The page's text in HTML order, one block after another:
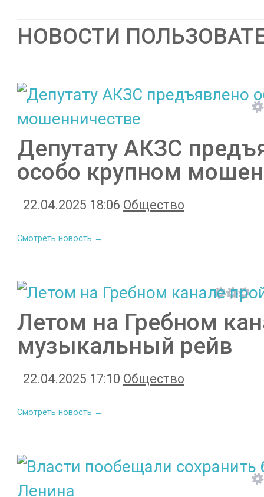
НОВОСТИ
Депутату АКЗС
особо крупном
22.04.2025 18:06 Общество
Смотреть новость →
Летом на Гребном
музыкальный рейв
22.04.2025 17:10 Общество
Смотреть новость →